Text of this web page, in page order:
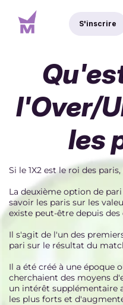
S'inscrire
l'Over/
les
Si le 1X2 est le roi des
La deuxième option de
savoir les paris sur les
existe peut-être depuis des
Il s'agit de l'un des
pari sur le résultat du
Il a été créé à une époque
cherchaient des moyens
un intérêt supplémentaire
les plus forts et